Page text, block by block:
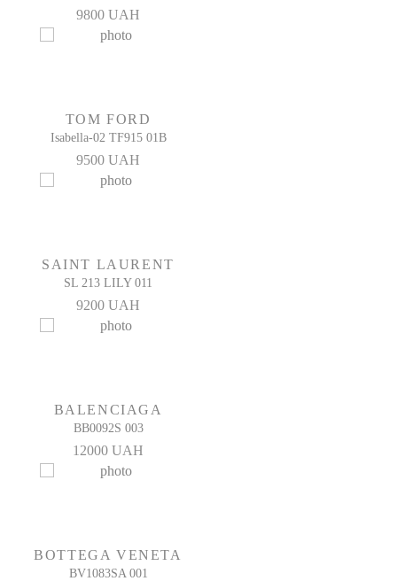
9800 UAH
TOM FORD
Isabella-02 TF915 01B
9500 UAH
SAINT LAURENT
SL 213 LILY 011
9200 UAH
BALENCIAGA
BB0092S 003
12000 UAH
BOTTEGA VENETA
BV1083SA 001